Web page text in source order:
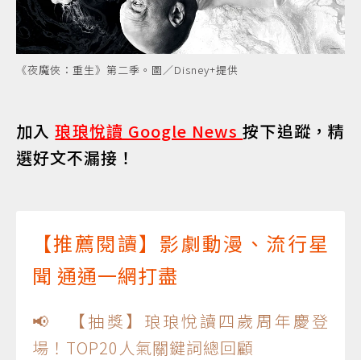
《夜魔俠：重生》第二季。圖／Disney+提供
加入琅琅悅讀 Google News按下追蹤，精
選好文不漏接！
【推薦閱讀】影劇動漫、流行星
聞 通通一網打盡
📢 【抽獎】琅琅悅讀四歲周年慶登
場！TOP20人氣關鍵詞總回顧